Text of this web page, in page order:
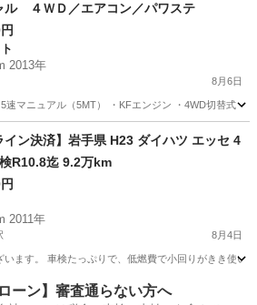
ル ４ＷＤ／エアコン／パワステ
2013年
8月6日
5速マニュアル（5MT） ・KFエンジン ・4WD切替式
ハイゼット
イン決済】岩手県 H23 ダイハツ エッセ 4
R10.8迄 9.2万km
2011年
8月4日
います。 車検たっぷりで、低燃費で小回りがきき使
駅 エッセ
ローン】審査通らない方へ